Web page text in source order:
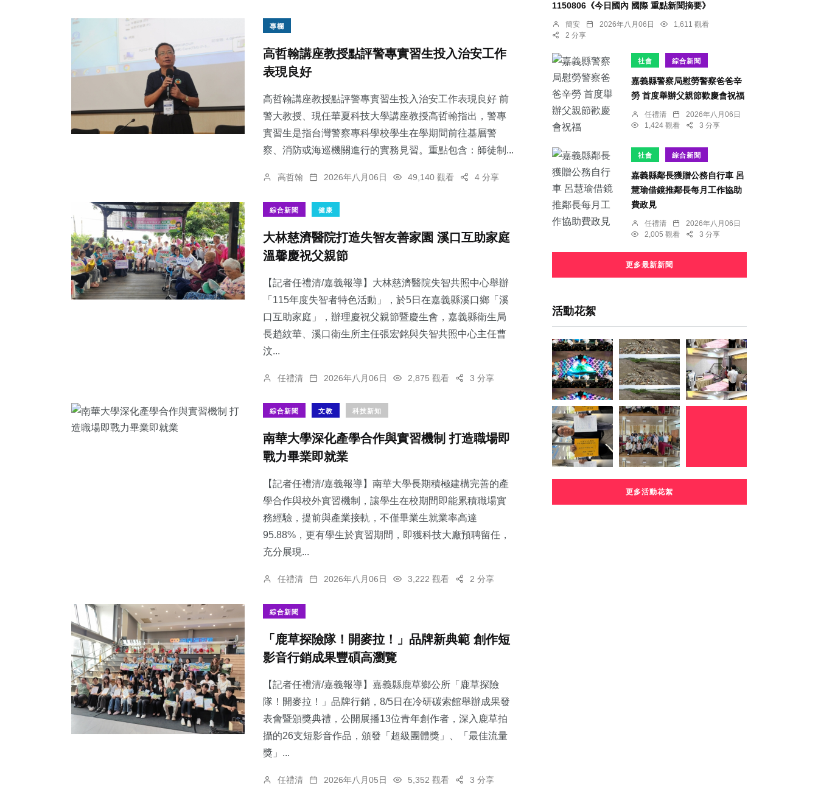
專欄
高哲翰講座教授點評警專實習生投入治安工作
表現良好
高哲翰講座教授點評警專實習生投入治安工作表現良好 前
警大教授、現任華夏科技大學講座教授高哲翰指出，警專
實習生是指台灣警察專科學校學生在學期間前往基層警
察、消防或海巡機關進行的實務見習。重點包含：師徒制...
高哲翰 2026年八月06日 49,140 觀看 4 分享
綜合新聞 健康
大林慈濟醫院打造失智友善家園 溪口互助家庭
溫馨慶祝父親節
【記者任禮清/嘉義報導】大林慈濟醫院失智共照中心舉辦
「115年度失智者特色活動」，於5日在嘉義縣溪口鄉「溪
口互助家庭」，辦理慶祝父親節暨慶生會，嘉義縣衛生局
長趙紋華、溪口衛生所主任張宏銘與失智共照中心主任曹
汶...
任禮清 2026年八月06日 2,875 觀看 3 分享
綜合新聞 文教 科技新知
南華大學深化產學合作與實習機制 打造職場即
戰力畢業即就業
【記者任禮清/嘉義報導】南華大學長期積極建構完善的產
學合作與校外實習機制，讓學生在校期間即能累積職場實
務經驗，提前與產業接軌，不僅畢業生就業率高達
95.88%，更有學生於實習期間，即獲科技大廠預聘留任，
充分展現...
任禮清 2026年八月06日 3,222 觀看 2 分享
綜合新聞
「鹿草探險隊！開麥拉！」品牌新典範 創作短
影音行銷成果豐碩高瀏覽
【記者任禮清/嘉義報導】嘉義縣鹿草鄉公所「鹿草探險
隊！開麥拉！」品牌行銷，8/5日在冷研碳索館舉辦成果發
表會暨頒獎典禮，公開展播13位青年創作者，深入鹿草拍
攝的26支短影音作品，頒發「超級團體獎」、「最佳流量
獎」...
任禮清 2026年八月05日 5,352 觀看 3 分享
1150806《今日國內 國際 重點新聞摘要》
簡安 2026年八月06日
1,611 觀看
2 分享
社會 綜合新聞
嘉義縣警察局慰勞警察爸爸辛
勞 首度舉辦父親節歡慶會祝福
任禮清
2026年八月06日
1,424 觀看
3 分享
社會 綜合新聞
嘉義縣鄰長獲贈公務自行車 呂
慧瑜借鏡推鄰長每月工作協助
費政見
任禮清
2026年八月06日
2,005 觀看
3 分享
更多最新新聞
活動花絮
更多活動花絮